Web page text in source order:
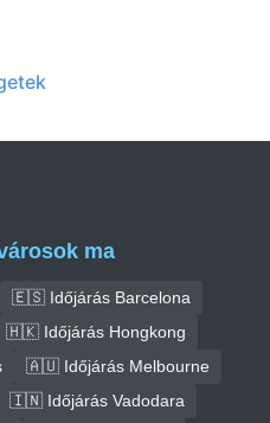
ma
🇪🇸 Időjárás Barcelona
🇭🇰 Időjárás Hongkong
🇦🇺 Időjárás Melbourne
🇮🇳 Időjárás Vadodara